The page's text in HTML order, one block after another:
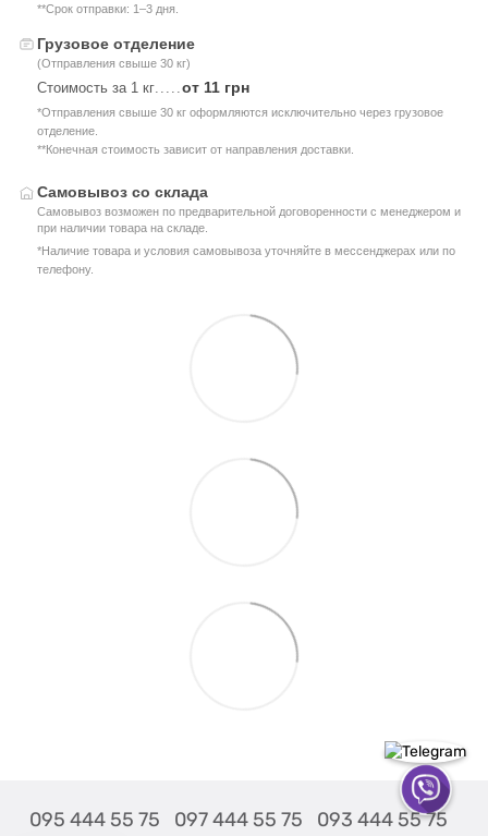
**Срок отправки: 1–3 дня.
Грузовое отделение
(Отправления свыше 30 кг)
Стоимость за 1 кг от 11 грн
*Отправления свыше 30 кг оформляются исключительно через грузовое
отделение.
**Конечная стоимость зависит от направления доставки.
Самовывоз со склада
Самовывоз возможен по предварительной договоренности с менеджером и
при наличии товара на складе.
*Наличие товара и условия самовывоза уточняйте в мессенджерах или по
телефону.
095 444 55 75 097 444 55 75 093 444 55 75